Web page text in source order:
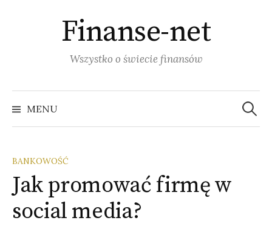
o
c
t
n
t
Finanse-net
Wszystko o świecie finansów
MENU S
BANKOWOŚĆ
Jak promować firmę w
social media?